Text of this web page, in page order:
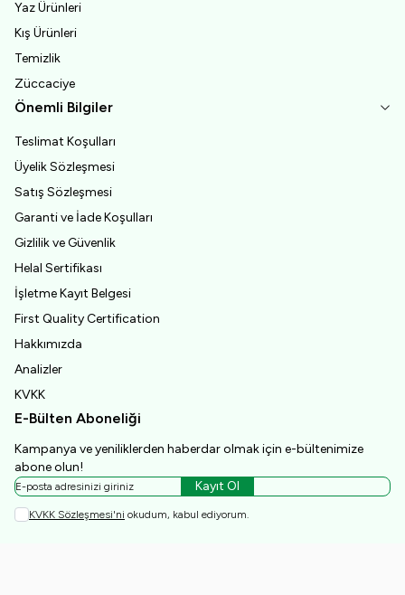
Yaz Ürünleri
Kış Ürünleri
Temizlik
Züccaciye
Önemli Bilgiler
Teslimat Koşulları
Üyelik Sözleşmesi
Satış Sözleşmesi
Garanti ve İade Koşulları
Gizlilik ve Güvenlik
Helal Sertifikası
İşletme Kayıt Belgesi
First Quality Certification
Hakkımızda
Analizler
KVKK
E-Bülten Aboneliği
Kampanya ve yeniliklerden haberdar olmak için e-bültenimize
abone olun!
Kayıt Ol
KVKK Sözleşmesi'ni okudum, kabul ediyorum.